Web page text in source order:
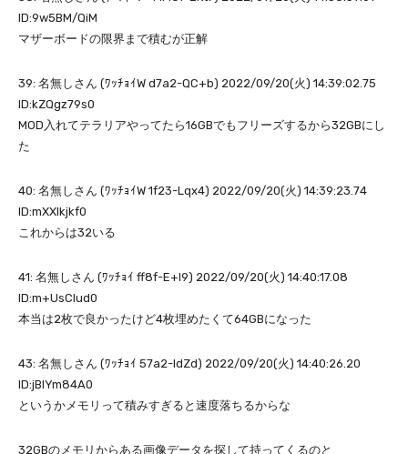
ID:9w5BM/QiM
マザーボードの限界まで積むが正解
39: 名無しさん (ﾜｯﾁｮｲW d7a2-QC+b) 2022/09/20(火) 14:39:02.75
ID:kZQgz79s0
MOD入れてテラリアやってたら16GBでもフリーズするから32GBにし
た
40: 名無しさん (ﾜｯﾁｮｲW 1f23-Lqx4) 2022/09/20(火) 14:39:23.74
ID:mXXIkjkf0
これからは32いる
41: 名無しさん (ﾜｯﾁｮｲ ff8f-E+l9) 2022/09/20(火) 14:40:17.08
ID:m+UsCIud0
本当は2枚で良かったけど4枚埋めたくて64GBになった
43: 名無しさん (ﾜｯﾁｮｲ 57a2-ldZd) 2022/09/20(火) 14:40:26.20
ID:jBIYm84A0
というかメモリって積みすぎると速度落ちるからな
32GBのメモリからある画像データを探して持ってくるのと